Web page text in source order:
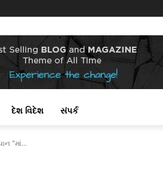
દેશ વિદેશ સંપર્ક
"માં...